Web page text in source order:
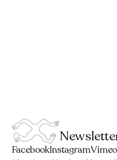
FacebookInstagramVimeo